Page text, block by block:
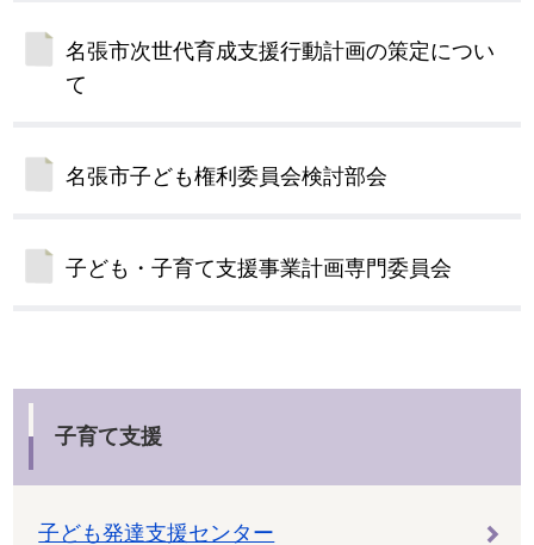
名張市次世代育成支援行動計画の策定につい
て
名張市子ども権利委員会検討部会
子ども・子育て支援事業計画専門委員会
子育て支援
子ども発達支援センター